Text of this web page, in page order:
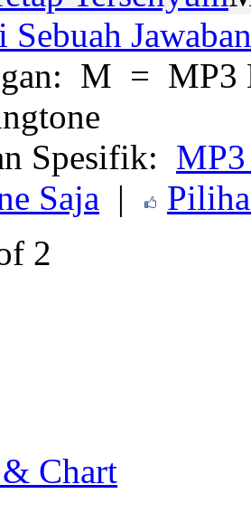
Sebuah Jawaban
M = MP3
Spesifik: MP3
Saja |
2
Chart